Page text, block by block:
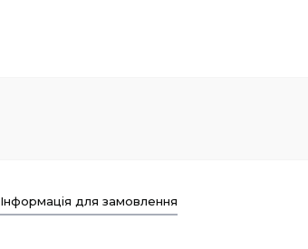
Інформація для замовлення